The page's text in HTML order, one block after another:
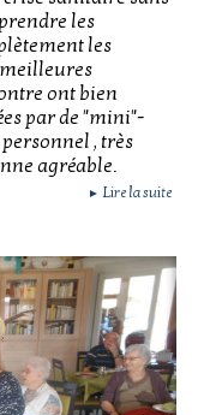
les
les
ont bien
par de "mini"-
, très
agréable.
► Lire la suite